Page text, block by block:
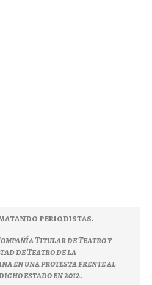
periodistas.
Titular de Teatro y
de Teatro de la
en una protesta frente al
estado en 2012.